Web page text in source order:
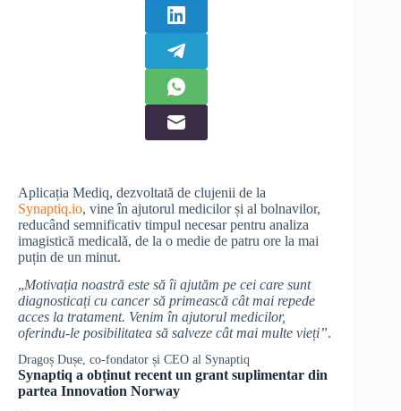
Aplicația Mediq, dezvoltată de clujenii de la
Synaptiq.io, vine în ajutorul medicilor și al bolnavilor,
reducând semnificativ timpul necesar pentru analiza
imagistică medicală, de la o medie de patru ore la mai
puțin de un minut.
„Motivația noastră este să îi ajutăm pe cei care sunt
diagnosticați cu cancer să primească cât mai repede
acces la tratament. Venim în ajutorul medicilor,
oferindu-le posibilitatea să salveze cât mai multe vieți”.
Dragoș Dușe, co-fondator și CEO al Synaptiq
Synaptiq a obținut recent un grant suplimentar din
partea Innovation Norway